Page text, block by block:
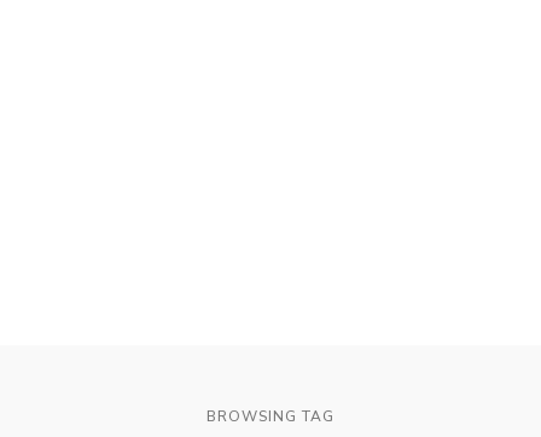
BROWSING TAG